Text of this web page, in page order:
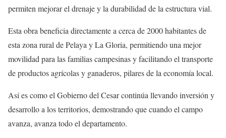
permiten mejorar el drenaje y la durabilidad de la estructura vial.
Esta obra beneficia directamente a cerca de 2000 habitantes de
esta zona rural de Pelaya y La Gloria, permitiendo una mejor
movilidad para las familias campesinas y facilitando el transporte
de productos agrícolas y ganaderos, pilares de la economía local.
Así es como el Gobierno del Cesar continúa llevando inversión y
desarrollo a los territorios, demostrando que cuando el campo
avanza, avanza todo el departamento.